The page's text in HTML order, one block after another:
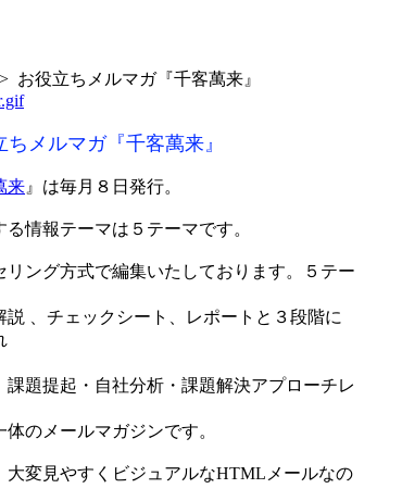
お役立ちメルマガ『千客萬来』
ちメルマガ『千客萬来 』
来 』は毎月８日発行。
る情報テーマは５テーマです。
リング方式で編集いたしております。５テー
説 、チェックシート、レポートと３段階に
課題提起・自社分析・課題解決アプローチレ
体のメールマガジンです。
大変見やすくビジュアルなHTMLメールなの